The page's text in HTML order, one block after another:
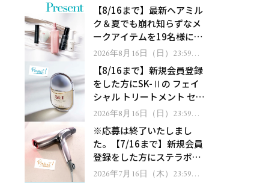
処！
【8/16まで】最新ヘアミル
ク＆夏でも崩れ知らずなメ
ークアイテムを19名様にプ
レゼント！
2026年8月16日（日）23:59ま
で【8/16まで】新規会員登録
をした方にSK-Ⅱの フェイ
シャル トリートメント セラ
ムをプレゼント！
2026年8月16日（日）23:59ま
※応募は終了いたしまし
た。【7/16まで】新規会員
登録をした方にステラボー
テのシャインリバース ヘア
2026年7月16日（木）23:59ま